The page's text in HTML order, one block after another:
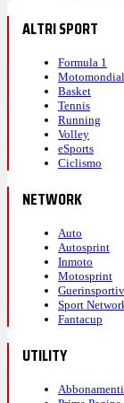
ALTRI SPORT
Formula 1
Basket
Tennis
Running
Volley
eSports
Ciclismo
NETWORK
Auto
Autosprint
Inmoto
Motosprint
Sport
Fantacup
UTILITY
Abbonamenti